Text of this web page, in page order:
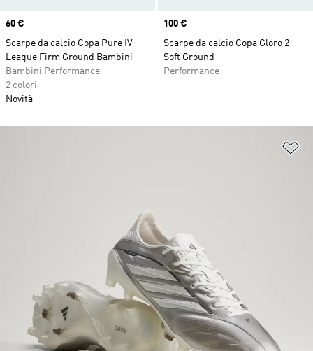
Price
60 €
Scarpe da calcio Copa Pure IV
League Firm Ground Bambini
Bambini Performance
2 colori
Novità
Price
100 €
Scarpe da calcio Copa Gloro 2
Soft Ground
Performance